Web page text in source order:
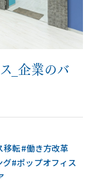
ス_企業のバ
移転#働き方改革
グ#ポップオフィス